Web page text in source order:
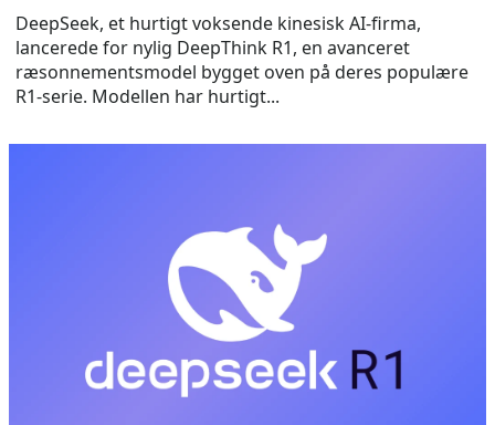
DeepSeek, et hurtigt voksende kinesisk AI-firma,
lancerede for nylig DeepThink R1, en avanceret
ræsonnementsmodel bygget oven på deres populære
R1-serie. Modellen har hurtigt...